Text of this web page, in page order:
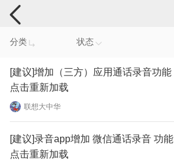
手机反馈
分类 状态
[建议]增加（三方）应用通话录音功能
点击重新加载
联想大中华
[建议]录音app增加 微信通话录音 功能
点击重新加载